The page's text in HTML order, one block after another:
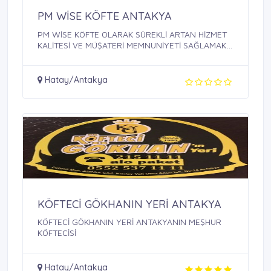
PM WİSE KÖFTE ANTAKYA
PM WİSE KÖFTE OLARAK SÜREKLİ ARTAN HİZMET
KALİTESİ VE MÜŞATERİ MEMNUNİYETİ SAĞLAMAK,
Hatay/Antakya
KÖFTECİ GÖKHANIN YERİ ANTAKYA
KÖFTECİ GÖKHANIN YERİ ANTAKYANIN MEŞHUR
KÖFTECİSİ
Hatay/Antakya